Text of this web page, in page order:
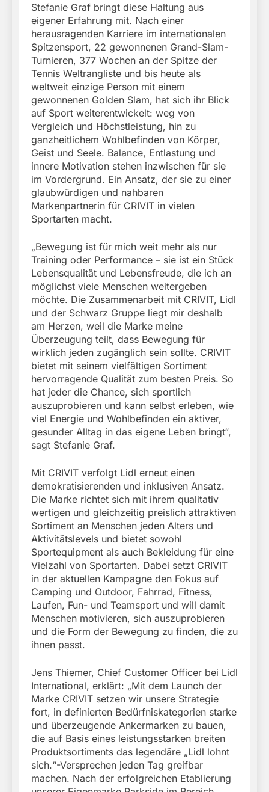
Stefanie Graf bringt diese Haltung aus
eigener Erfahrung mit. Nach einer
herausragenden Karriere im internationalen
Spitzensport, 22 gewonnenen Grand-Slam-
Turnieren, 377 Wochen an der Spitze der
Tennis Weltrangliste und bis heute als
weltweit einzige Person mit einem
gewonnenen Golden Slam, hat sich ihr Blick
auf Sport weiterentwickelt: weg von
Vergleich und Höchstleistung, hin zu
ganzheitlichem Wohlbefinden von Körper,
Geist und Seele. Balance, Entlastung und
innere Motivation stehen inzwischen für sie
im Vordergrund. Ein Ansatz, der sie zu einer
glaubwürdigen und nahbaren
Markenpartnerin für CRIVIT in vielen
Sportarten macht.
„Bewegung ist für mich weit mehr als nur
Training oder Performance – sie ist ein Stück
Lebensqualität und Lebensfreude, die ich an
möglichst viele Menschen weitergeben
möchte. Die Zusammenarbeit mit CRIVIT, Lidl
und der Schwarz Gruppe liegt mir deshalb
am Herzen, weil die Marke meine
Überzeugung teilt, dass Bewegung für
wirklich jeden zugänglich sein sollte. CRIVIT
bietet mit seinem vielfältigen Sortiment
hervorragende Qualität zum besten Preis. So
hat jeder die Chance, sich sportlich
auszuprobieren und kann selbst erleben, wie
viel Energie und Wohlbefinden ein aktiver,
gesunder Alltag in das eigene Leben bringt“,
sagt Stefanie Graf.
Mit CRIVIT verfolgt Lidl erneut einen
demokratisierenden und inklusiven Ansatz.
Die Marke richtet sich mit ihrem qualitativ
wertigen und gleichzeitig preislich attraktiven
Sortiment an Menschen jeden Alters und
Aktivitätslevels und bietet sowohl
Sportequipment als auch Bekleidung für eine
Vielzahl von Sportarten. Dabei setzt CRIVIT
in der aktuellen Kampagne den Fokus auf
Camping und Outdoor, Fahrrad, Fitness,
Laufen, Fun- und Teamsport und will damit
Menschen motivieren, sich auszuprobieren
und die Form der Bewegung zu finden, die zu
ihnen passt.
Jens Thiemer, Chief Customer Officer bei Lidl
International, erklärt: „Mit dem Launch der
Marke CRIVIT setzen wir unsere Strategie
fort, in definierten Bedürfniskategorien starke
und überzeugende Ankermarken zu bauen,
die auf Basis eines leistungsstarken breiten
Produktsortiments das legendäre „Lidl lohnt
sich.“-Versprechen jeden Tag greifbar
machen. Nach der erfolgreichen Etablierung